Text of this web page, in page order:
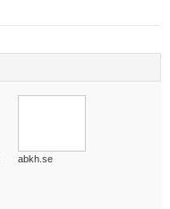
abkh.se